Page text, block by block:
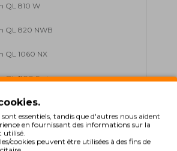
QL 810 W
QL 820 NWB
QL 1060 NX
1100 Series
QL 1110
1110 NWB
sont essentiels, tandis que d'autres nous aident
en fournissant des informations sur la
utilisé.
cookies peuvent être utilisées à des fins de